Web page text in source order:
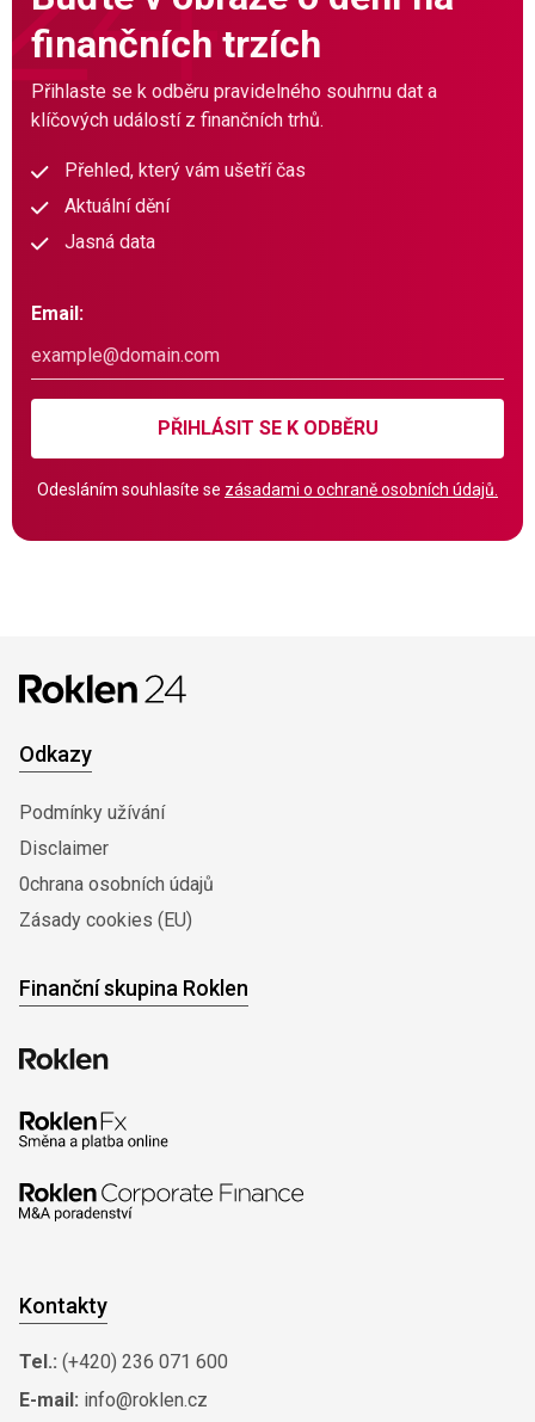
finančních trzích
Přihlaste se k odběru pravidelného souhrnu dat a
klíčových událostí z finančních trhů.
Přehled, který vám ušetří čas
Aktuální dění
Jasná data
Email:
PŘIHLÁSIT SE K ODBĚRU
Odesláním souhlasíte se zásadami o ochraně osobních údajů.
Odkazy
Podmínky užívání
Disclaimer
0chrana osobních údajů
Zásady cookies (EU)
Finanční skupina Roklen
Kontakty
Tel.: (+420) 236 071 600
E-mail: info@roklen.cz